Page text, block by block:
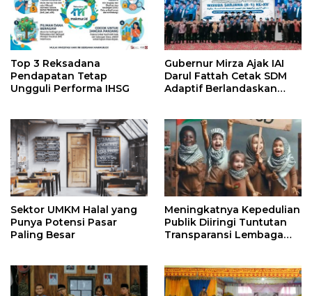
Top 3 Reksadana
Pendapatan Tetap
Ungguli Performa IHSG
Gubernur Mirza Ajak IAI
Darul Fattah Cetak SDM
Adaptif Berlandaskan
Sektor UMKM Halal yang
Punya Potensi Pasar
Paling Besar
Meningkatnya Kepedulian
Publik Diiringi Tuntutan
Transparansi Lembaga